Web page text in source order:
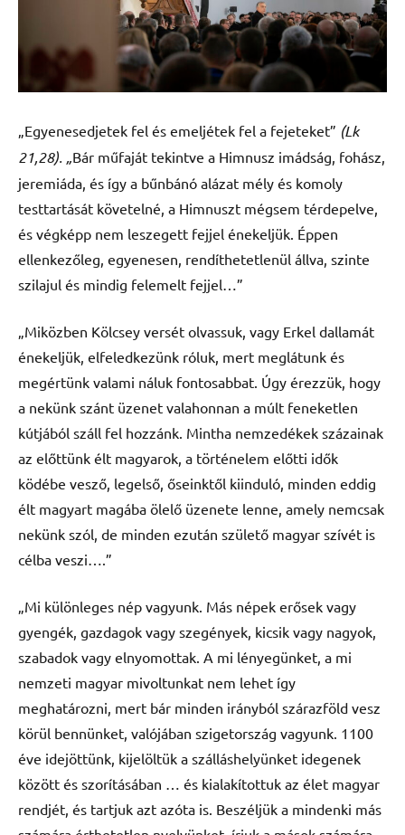
„Egyenesedjetek fel és emeljétek fel a fejeteket” (Lk
21,28). „Bár műfaját tekintve a Himnusz imádság, fohász,
jeremiáda, és így a bűnbánó alázat mély és komoly
testtartását követelné, a Himnuszt mégsem térdepelve,
és végképp nem leszegett fejjel énekeljük. Éppen
ellenkezőleg, egyenesen, rendíthetetlenül állva, szinte
szilajul és mindig felemelt fejjel…”
„Miközben Kölcsey versét olvassuk, vagy Erkel dallamát
énekeljük, elfeledkezünk róluk, mert meglátunk és
megértünk valami náluk fontosabbat. Úgy érezzük, hogy
a nekünk szánt üzenet valahonnan a múlt feneketlen
kútjából száll fel hozzánk. Mintha nemzedékek százainak
az előttünk élt magyarok, a történelem előtti idők
ködébe vesző, legelső, őseinktől kiinduló, minden eddig
élt magyart magába ölelő üzenete lenne, amely nemcsak
nekünk szól, de minden ezután születő magyar szívét is
célba veszi….”
„Mi különleges nép vagyunk. Más népek erősek vagy
gyengék, gazdagok vagy szegények, kicsik vagy nagyok,
szabadok vagy elnyomottak. A mi lényegünket, a mi
nemzeti magyar mivoltunkat nem lehet így
meghatározni, mert bár minden irányból szárazföld vesz
körül bennünket, valójában szigetország vagyunk. 1100
éve idejöttünk, kijelöltük a szálláshelyünket idegenek
között és szorításában … és kialakítottuk az élet magyar
rendjét, és tartjuk azt azóta is. Beszéljük a mindenki más